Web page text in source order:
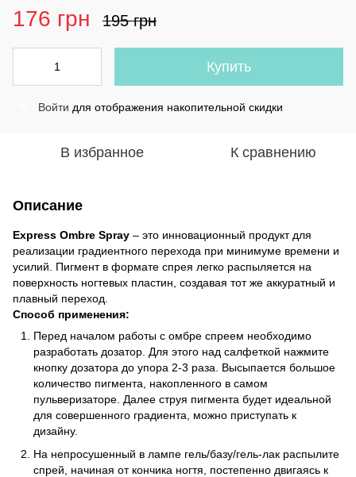
176 грн 195 грн
Купить
Войти для отображения накопительной скидки
В избранное К сравнению
Описание
Express Ombrе Spray – это инновационный продукт для
реализации градиентного перехода при минимуме времени и
усилий. Пигмент в формате спрея легко распыляется на
поверхность ногтевых пластин, создавая тот же аккуратный и
плавный переход.
Способ применения:
Перед началом работы с омбре спреем необходимо
разработать дозатор. Для этого над салфеткой нажмите
кнопку дозатора до упора 2-3 раза. Высыпается большое
количество пигмента, накопленного в самом
пульверизаторе. Далее струя пигмента будет идеальной
для совершенного градиента, можно приступать к
дизайну.
На непросушенный в лампе гель/базу/гель-лак распылите
спрей, начиная от кончика ногтя, постепенно двигаясь к